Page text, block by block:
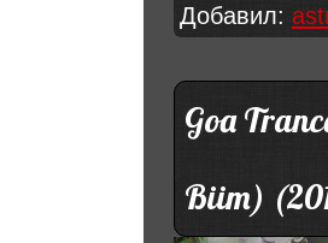
Добавил:
Goa
Biim)